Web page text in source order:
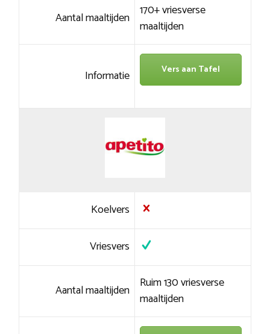
Aantal maaltijden 170+ vriesverse
maaltijden
Informatie Vers aan Tafel
Koelvers
Vriesvers
Aantal maaltijden Ruim 130 vriesverse
maaltijden